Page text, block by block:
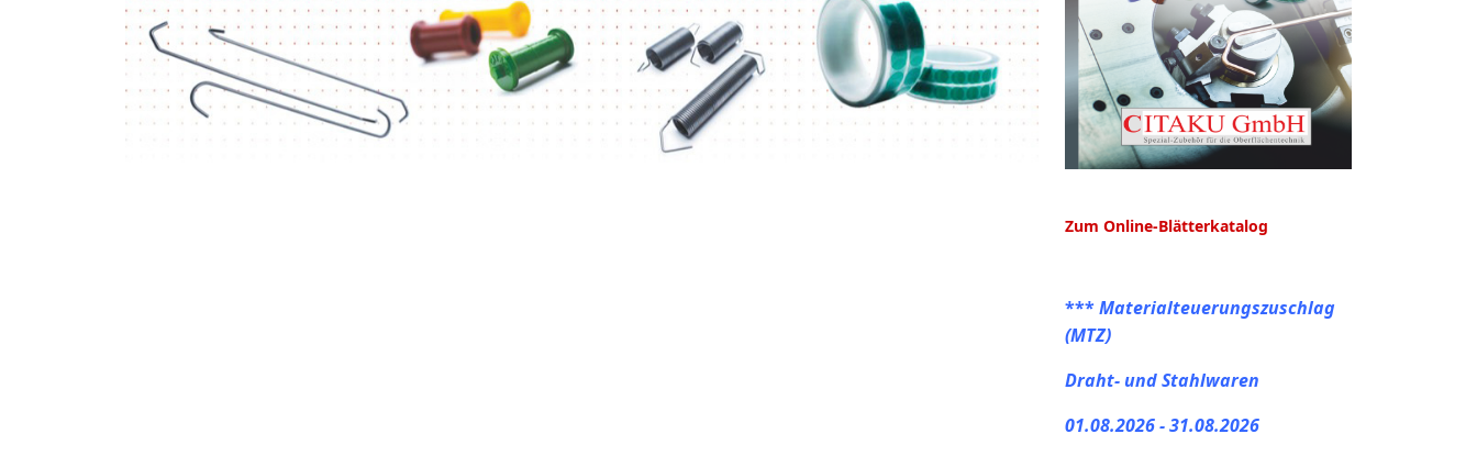
Zum Online-Blätterkatalog
***Materialteuerungszuschlag
(MTZ)
Draht- und Stahlwaren
01.08.2026 - 31.08.2026